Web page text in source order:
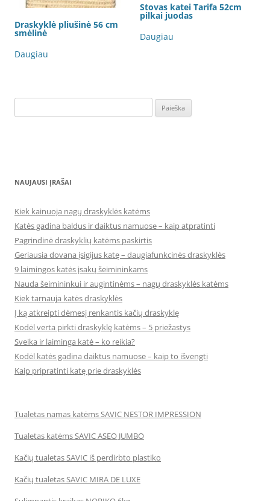
Draskyklė pliušinė 56 cm
smėlinė
Daugiau
Stovas katei Tarifa 52cm
pilkai juodas
Daugiau
NAUJAUSI ĮRAŠAI
Kiek kainuoja nagų draskyklės katėms
Katės gadina baldus ir daiktus namuose – kaip atpratinti
Pagrindinė draskyklių katėms paskirtis
Geriausia dovana įsigijus katę – daugiafunkcinės draskyklės
9 laimingos katės įsakų šeimininkams
Nauda šeimininkui ir augintinėms – nagų draskyklės katėms
Kiek tarnauja katės draskyklės
Į ką atkreipti dėmesį renkantis kačių draskyklę
Kodėl verta pirkti draskyklę katėms – 5 priežastys
Sveika ir laiminga katė – ko reikia?
Kodėl katės gadina daiktus namuose – kaip to išvengti
Kaip pripratinti katę prie draskyklės
Tualetas namas katėms SAVIC NESTOR IMPRESSION
Tualetas katėms SAVIC ASEO JUMBO
Kačių tualetas SAVIC iš perdirbto plastiko
Kačių tualetas SAVIC MIRA DE LUXE